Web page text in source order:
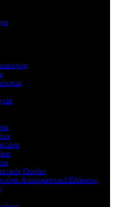
Ουσίες
Απολυμαντικά Εδάφους-